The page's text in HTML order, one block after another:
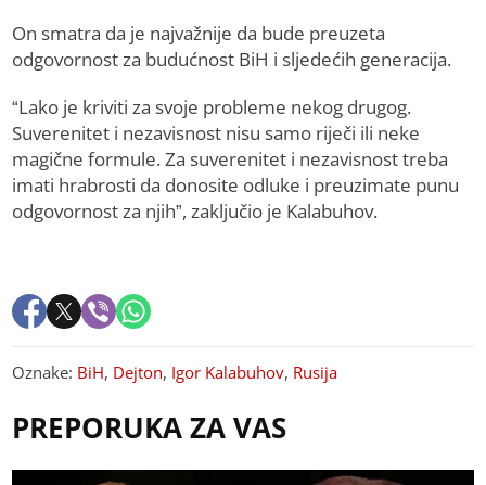
On smatra da je najvažnije da bude preuzeta
odgovornost za budućnost BiH i sljedećih generacija.
“Lako je kriviti za svoje probleme nekog drugog.
Suverenitet i nezavisnost nisu samo riječi ili neke
magične formule. Za suverenitet i nezavisnost treba
imati hrabrosti da donosite odluke i preuzimate punu
odgovornost za njih”, zaključio je Kalabuhov.
Oznake: BiH, Dejton, Igor Kalabuhov, Rusija
PREPORUKA ZA VAS